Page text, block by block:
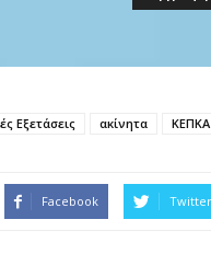
Εξετάσεις ακίνητα ΚΕΠΚΑ
Facebook Twitter